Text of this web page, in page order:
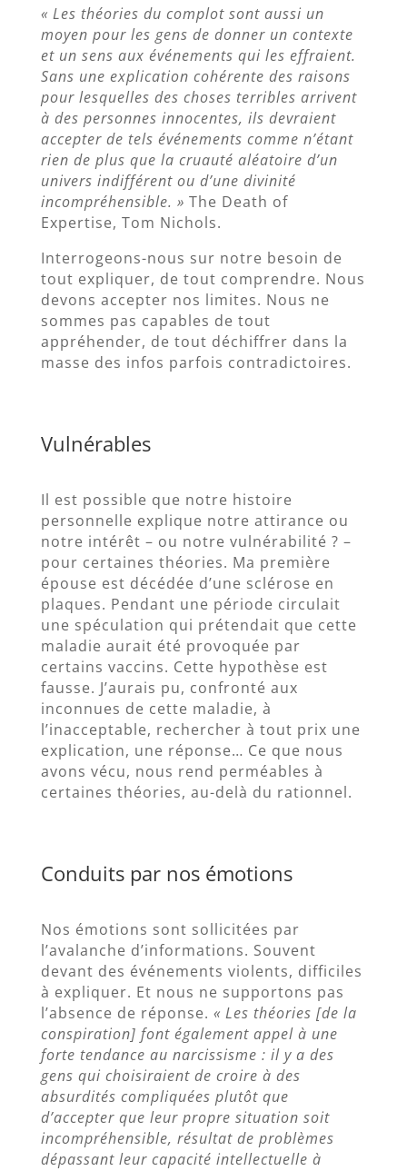
« Les théories du complot sont aussi un
moyen pour les gens de donner un contexte
et un sens aux événements qui les effraient.
Sans une explication cohérente des raisons
pour lesquelles des choses terribles arrivent
à des personnes innocentes, ils devraient
accepter de tels événements comme n’étant
rien de plus que la cruauté aléatoire d’un
univers indifférent ou d’une divinité
incompréhensible. » The Death of
Expertise, Tom Nichols.
Interrogeons-nous sur notre besoin de
tout expliquer, de tout comprendre. Nous
devons accepter nos limites. Nous ne
sommes pas capables de tout
appréhender, de tout déchiffrer dans la
masse des infos parfois contradictoires.
Vulnérables
Il est possible que notre histoire
personnelle explique notre attirance ou
notre intérêt – ou notre vulnérabilité ? –
pour certaines théories. Ma première
épouse est décédée d’une sclérose en
plaques. Pendant une période circulait
une spéculation qui prétendait que cette
maladie aurait été provoquée par
certains vaccins. Cette hypothèse est
fausse. J’aurais pu, confronté aux
inconnues de cette maladie, à
l’inacceptable, rechercher à tout prix une
explication, une réponse… Ce que nous
avons vécu, nous rend perméables à
certaines théories, au-delà du rationnel.
Conduits par nos émotions
Nos émotions sont sollicitées par
l’avalanche d’informations. Souvent
devant des événements violents, difficiles
à expliquer. Et nous ne supportons pas
l’absence de réponse. « Les théories [de la
conspiration] font également appel à une
forte tendance au narcissisme : il y a des
gens qui choisiraient de croire à des
absurdités compliquées plutôt que
d’accepter que leur propre situation soit
incompréhensible, résultat de problèmes
dépassant leur capacité intellectuelle à